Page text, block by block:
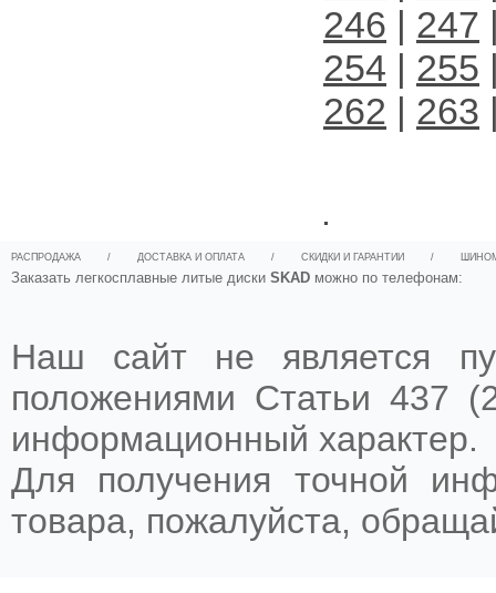
246 | 247
254 | 255
262 | 263
.
РАСПРОДАЖА / ДОСТАВКА И ОПЛАТА / СКИДКИ И ГАРАНТИИ /
Заказать легкосплавные литые диски SKAD можно по телефонам:
Наш сайт не является
положениями Статьи 437
информационный характер.
Для получения точной
товара, пожалуйста,